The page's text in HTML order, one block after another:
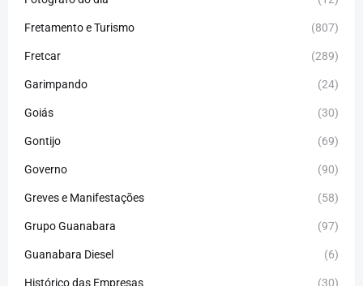
Fretamento e Turismo (807)
Fretcar (289)
Garimpando (24)
Goiás (30)
Gontijo (69)
Governo (90)
Greves e Manifestações (58)
Grupo Guanabara (97)
Guanabara Diesel (6)
Histórico das Empresas (30)